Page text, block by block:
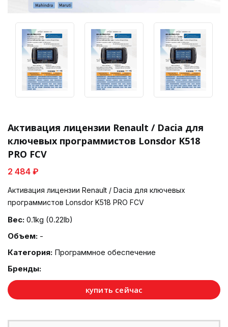
Активация лицензии Renault / Dacia для
ключевых программистов Lonsdor K518
PRO FCV
2 484 ₽
Активация лицензии Renault / Dacia для ключевых
программистов Lonsdor K518 PRO FCV
Вес: 0.1kg (0.22lb)
Объем: -
Категория: Программное обеспечение
Бренды:
купить сейчас